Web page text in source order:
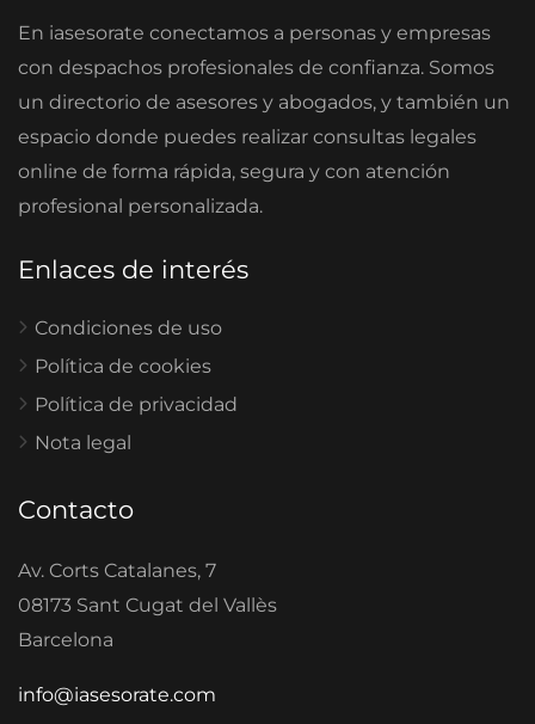
En iasesorate conectamos a personas y empresas
con despachos profesionales de confianza. Somos
un directorio de asesores y abogados, y también un
espacio donde puedes realizar consultas legales
online de forma rápida, segura y con atención
profesional personalizada.
Enlaces de interés
Condiciones de uso
Política de cookies
Política de privacidad
Nota legal
Contacto
Av. Corts Catalanes, 7
08173 Sant Cugat del Vallès
Barcelona
info@iasesorate.com